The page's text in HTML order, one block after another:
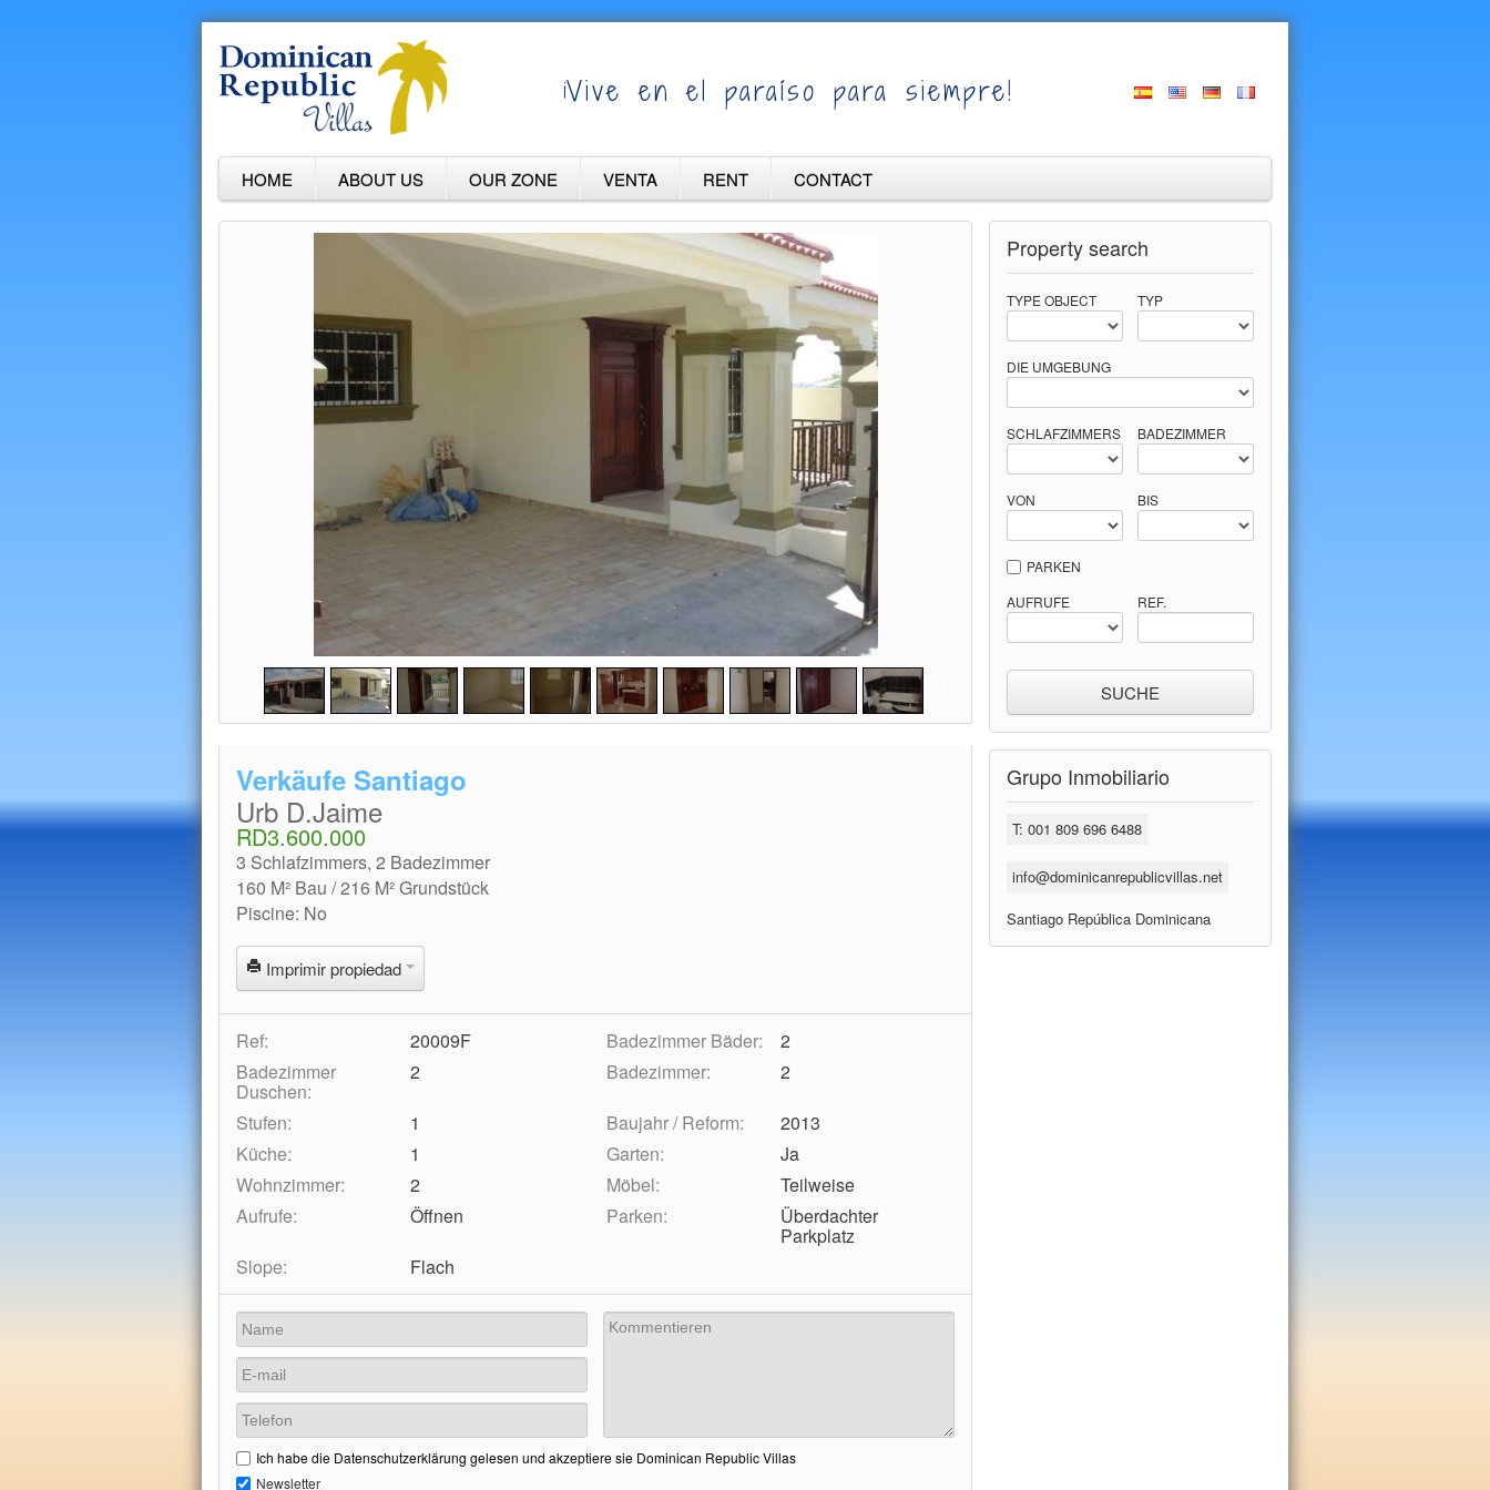
¡Vive en el paraíso para siempre!
HOME ABOUT US OUR ZONE VENTA RENT CONTACT
Verkäufe Santiago
Urb D.Jaime
RD3.600.000
3 Schlafzimmers, 2 Badezimmer
160 M² Bau / 216 M² Grundstück
Piscine: No
Imprimir propiedad
Ref: 20009F Badezimmer Bäder:
2
Badezimmer
Duschen:
2 Badezimmer:
2
Stufen:
1 Baujahr / Reform:
2013
Küche:
1 Garten:
Ja
Wohnzimmer:
2 Möbel:
Teilweise
Aufrufe:
Öffnen Parken: Überdachter
Parkplatz
Slope:
Flach
Ich habe die Datenschutzerklärung gelesen und akzeptiere sie Dominican Republic Villas
Newsletter
Property search
TYPE OBJECT TYP
DIE UMGEBUNG
SCHLAFZIMMERS BADEZIMMER
VON BIS
PARKEN
AUFRUFE
REF.
Grupo Inmobiliario
T: 001 809 696 6488
info@dominicanrepublicvillas.net
Santiago República Dominicana